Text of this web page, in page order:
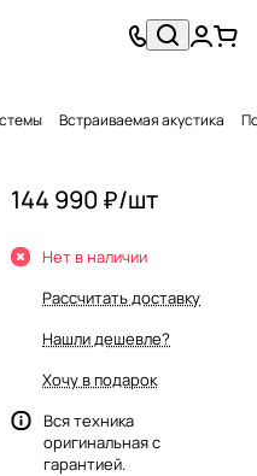
Встраиваемая акустика
144 990 ₽/шт
Нет в наличии
Рассчитать доставку
Нашли дешевле?
Хочу в подарок
Вся техника
оригинальная с
гарантией.